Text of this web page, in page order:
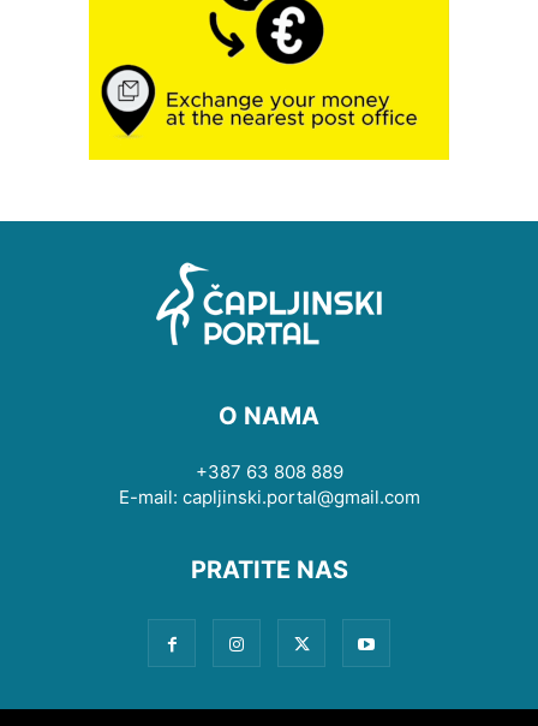
O NAMA
+387 63 808 889
E-mail: capljinski.portal@gmail.com
PRATITE NAS